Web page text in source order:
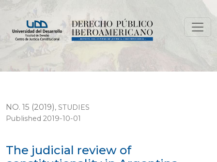
NO. 15 (2019), STUDIES
The judicial review of
Published 2019-10-01